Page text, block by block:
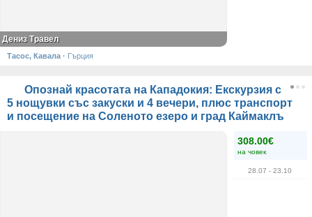
Дениз Травел
Тасос, Кавала · Гърция
Опознай красотата на Кападокия: Екскурзия с
5 нощувки със закуски и 4 вечери, плюс транспорт
и посещение на Соленото езеро и град Каймаклъ
308.00€
на човек
28.07 - 23.10